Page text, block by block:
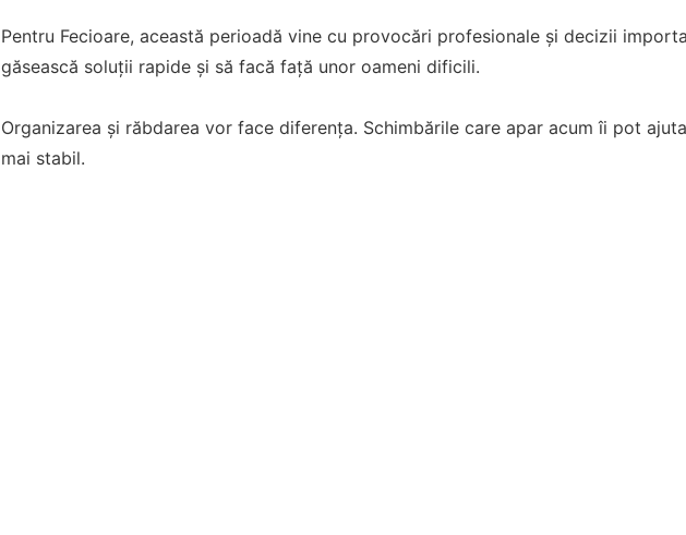
Pentru Fecioare, această perioadă vine cu provocări profesionale și decizii
găsească soluții rapide și să facă față unor oameni dificili.
Organizarea și răbdarea vor face diferența. Schimbările care apar acum îi pot
mai stabil.